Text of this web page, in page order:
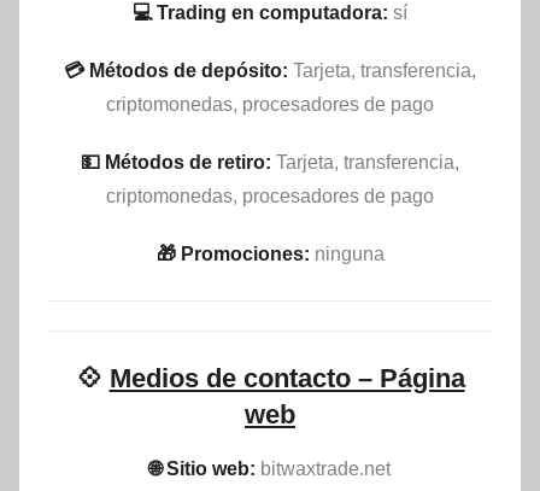
💻 Trading en computadora: sí
💳 Métodos de depósito: Tarjeta, transferencia,
criptomonedas, procesadores de pago
💵​ Métodos de retiro: Tarjeta, transferencia,
criptomonedas, procesadores de pago
🎁 Promociones: ninguna
💠 Medios de contacto – Página
web
🌐 Sitio web: bitwaxtrade.net